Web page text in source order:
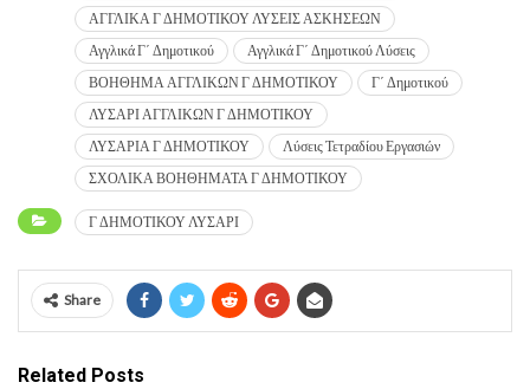
ΑΓΓΛΙΚΑ Γ ΔΗΜΟΤΙΚΟΥ ΛΥΣΕΙΣ ΑΣΚΗΣΕΩΝ
Αγγλικά Γ΄ Δημοτικού
Αγγλικά Γ΄ Δημοτικού Λύσεις
ΒΟΗΘΗΜΑ ΑΓΓΛΙΚΩΝ Γ ΔΗΜΟΤΙΚΟΥ
Γ΄ Δημοτικού
ΛΥΣΑΡΙ ΑΓΓΛΙΚΩΝ Γ ΔΗΜΟΤΙΚΟΥ
ΛΥΣΑΡΙΑ Γ ΔΗΜΟΤΙΚΟΥ
Λύσεις Τετραδίου Εργασιών
ΣΧΟΛΙΚΑ ΒΟΗΘΗΜΑΤΑ Γ ΔΗΜΟΤΙΚΟΥ
Γ ΔΗΜΟΤΙΚΟΥ ΛΥΣΑΡΙ
Share
Related Posts